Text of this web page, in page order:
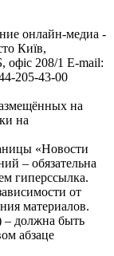
онлайн-медиа -
Київ,
208/1 E-mail:
205-43-00
на
на
«Новости
– обязательна
гиперссылка.
от
материалов.
– должна быть
абзаце